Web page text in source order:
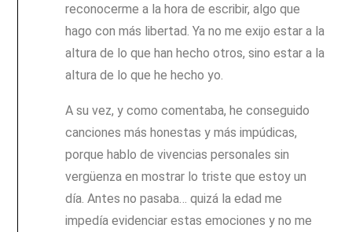
reconocerme a la hora de escribir, algo que
hago con más libertad. Ya no me exijo estar a la
altura de lo que han hecho otros, sino estar a la
altura de lo que he hecho yo.
A su vez, y como comentaba, he conseguido
canciones más honestas y más impúdicas,
porque hablo de vivencias personales sin
vergüenza en mostrar lo triste que estoy un
día. Antes no pasaba… quizá la edad me
impedía evidenciar estas emociones y no me